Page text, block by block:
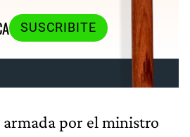
SUSCRIBITE
por el ministro